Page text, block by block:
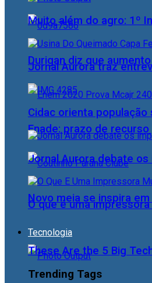
Durigan diz que
Enade: prazo de
Novo meia se inspira
Tecnologia
Muito além do agro: 1º
Jornal Aurora traz
Cidac orienta
Jornal Aurora debate
O que é uma
These Are the 5 Big
Trending Tags